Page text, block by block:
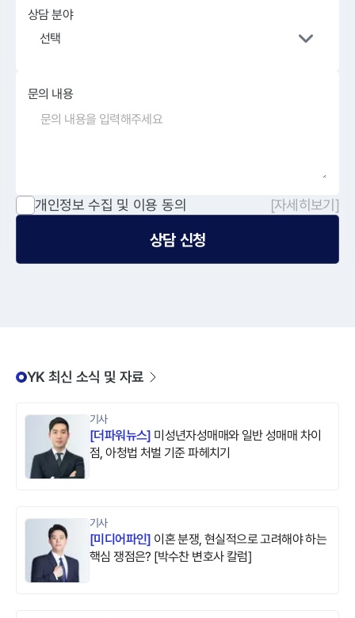
상담 분야
선택
문의 내용
개인정보 수집 및 이용 동의 [자세히보기]
상담 신청
YK 최신 소식 및 자료
기사
[더파워뉴스] 미성년자성매매와 일반 성매매 차이
점, 아청법 처벌 기준 파헤치기
기사
[미디어파인] 이혼 분쟁, 현실적으로 고려해야 하는
핵심 쟁점은? [박수찬 변호사 칼럼]